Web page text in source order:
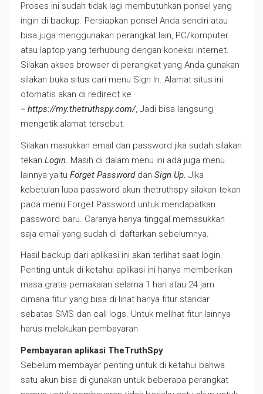
Proses ini sudah tidak lagi membutuhkan ponsel yang
ingin di backup. Persiapkan ponsel Anda sendiri atau
bisa juga menggunakan perangkat lain, PC/komputer
atau laptop yang terhubung dengan koneksi internet.
Silakan akses browser di perangkat yang Anda gunakan
silakan buka situs cari menu Sign In. Alamat situs ini
otomatis akan di redirect ke
= https://my.thetruthspy.com/, Jadi bisa langsung
mengetik alamat tersebut.
Silakan masukkan email dan password jika sudah silakan
tekan Login. Masih di dalam menu ini ada juga menu
lainnya yaitu Forget Passworddan Sign Up. Jika
kebetulan lupa password akun thetruthspy silakan tekan
pada menu Forget Password untuk mendapatkan
password baru. Caranya hanya tinggal memasukkan
saja email yang sudah di daftarkan sebelumnya.
Hasil backup dari aplikasi ini akan terlihat saat login.
Penting untuk di ketahui aplikasi ini hanya memberikan
masa gratis pemakaian selama 1 hari atau 24 jam
dimana fitur yang bisa di lihat hanya fitur standar
sebatas SMS dan call logs. Untuk melihat fitur lainnya
harus melakukan pembayaran.
Pembayaran aplikasi TheTruthSpy
Sebelum membayar penting untuk di ketahui bahwa
satu akun bisa di gunakan untuk beberapa perangkat